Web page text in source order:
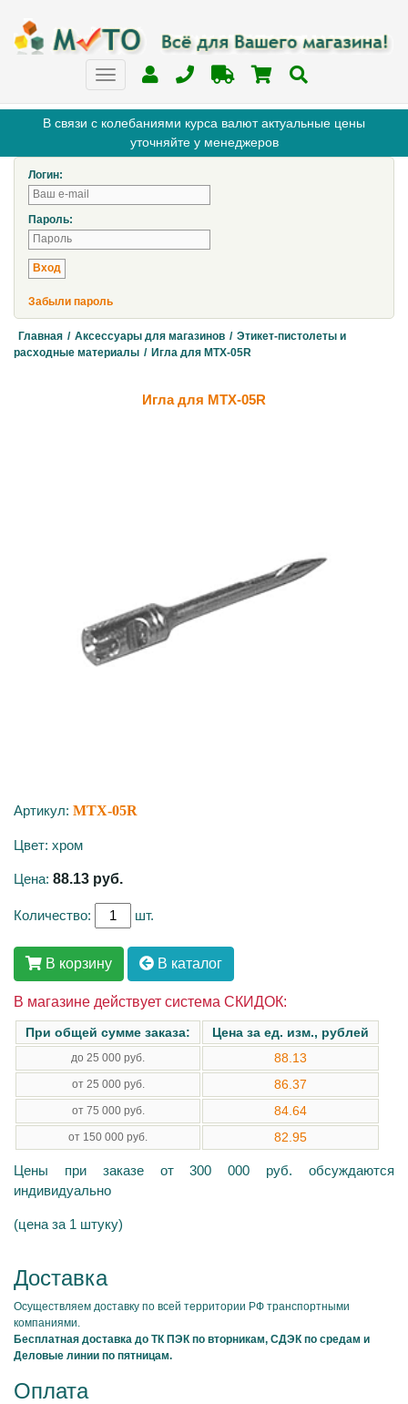
В связи с колебаниями курса валют актуальные цены
уточняйте у менеджеров
Логин:
Пароль:
Забыли пароль
Главная / Аксессуары для магазинов / Этикет-пистолеты и
расходные материалы / Игла для MTX-05R
Игла для MTX-05R
Артикул: MTX-05R
Цвет: хром
Цена: 88.13 руб.
Количество: шт.
В корзину В каталог
В магазине действует система СКИДОК:
При общей сумме заказа: Цена за ед. изм., рублей
до 25 000 руб. 88.13
от 25 000 руб. 86.37
от 75 000 руб. 84.64
от 150 000 руб. 82.95
Цены при заказе от 300 000 руб. обсуждаются
индивидуально
(цена за 1 штуку)
Доставка
Осуществляем доставку по всей территории РФ транспортными
компаниями.
Бесплатная доставка до ТК ПЭК по вторникам, СДЭК по средам и
Деловые линии по пятницам.
Оплата